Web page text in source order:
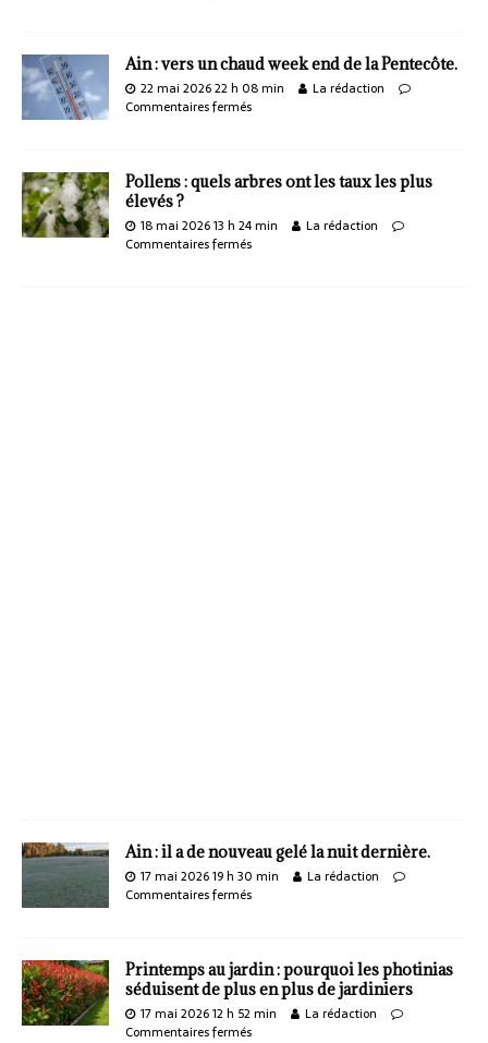
Ain : vers un chaud week end de la Pentecôte.
22 mai 2026 22 h 08 min
La rédaction
Commentaires fermés
Pollens : quels arbres ont les taux les plus
élevés ?
18 mai 2026 13 h 24 min
La rédaction
Commentaires fermés
Ain : il a de nouveau gelé la nuit dernière.
17 mai 2026 19 h 30 min
La rédaction
Commentaires fermés
Printemps au jardin : pourquoi les photinias
séduisent de plus en plus de jardiniers
17 mai 2026 12 h 52 min
La rédaction
Commentaires fermés